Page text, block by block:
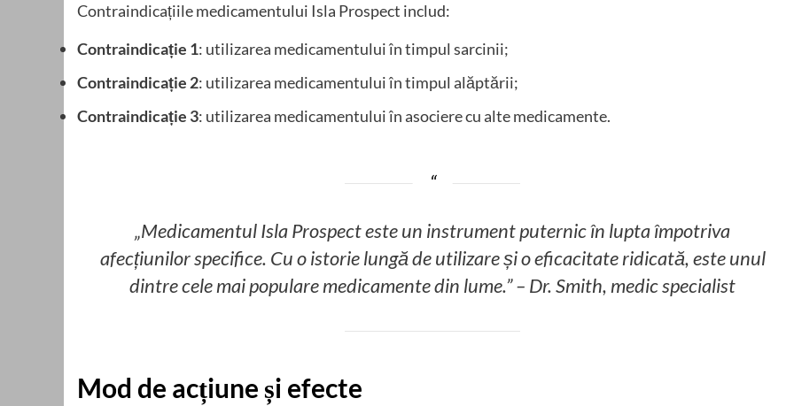
Contraindicațiile medicamentului Isla Prospect includ:
Contraindicație 1: utilizarea medicamentului în timpul sarcinii;
Contraindicație 2: utilizarea medicamentului în timpul alăptării;
Contraindicație 3: utilizarea medicamentului în asociere cu alte medicamente.
„Medicamentul Isla Prospect este un instrument puternic în lupta împotriva
afecțiunilor specifice. Cu o istorie lungă de utilizare și o eficacitate ridicată, este unul
dintre cele mai populare medicamente din lume.” – Dr. Smith, medic specialist
Mod de acțiune și efecte